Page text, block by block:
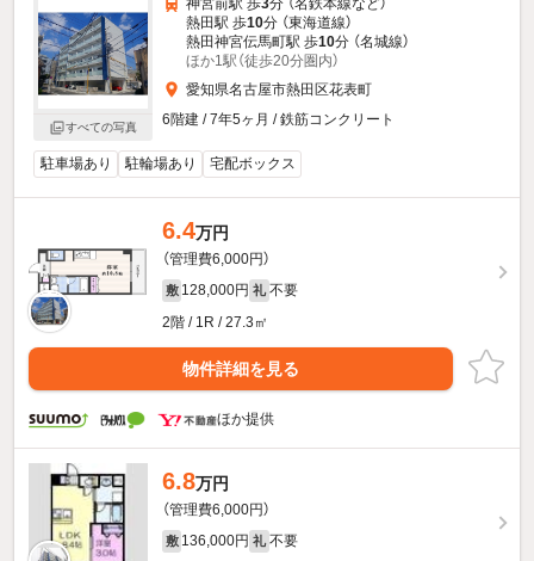
すべての写真
神宮前駅 歩3分 （名鉄本線など）
熱田駅 歩10分 （東海道線）
熱田神宮伝馬町駅 歩10分 （名城線）
ほか1駅（徒歩20分圏内）
愛知県名古屋市熱田区花表町
6階建 / 7年5ヶ月 / 鉄筋コンクリート
駐車場あり 駐輪場あり 宅配ボックス
6.4万円
（管理費6,000円）
敷 128,000円 礼 不要
2階 / 1R / 27.3㎡
物件詳細を見る
ほか提供
6.8万円
（管理費6,000円）
敷 136,000円 礼 不要